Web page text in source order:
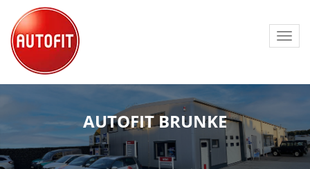
AUTOFIT BRUNKE